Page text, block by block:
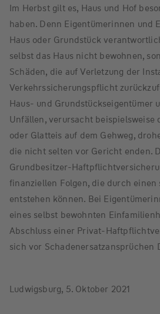
Im Herbst gilt es, Haus und Hof
haben. Denn Eigentümerinnen und
Haus oder Grundstück
selbst das Haus nicht bewohnen,
Schäden, die auf Verletzung der
Verkehrssicherungspflicht
Haus- und Grundstückseigentümer
Unfällen, verursacht beispielsweise
oder Glatteis auf dem Gehweg,
die nicht selten vor Gericht enden.
Grundbesitzer-
finanziellen Folgen, die durch
entstehen können. Bei
eines selbst bewohnten
Abschluss einer Privat-
sich vor Schadenersatzansprüchen
Ludwigsburg, 5. Oktober 2021